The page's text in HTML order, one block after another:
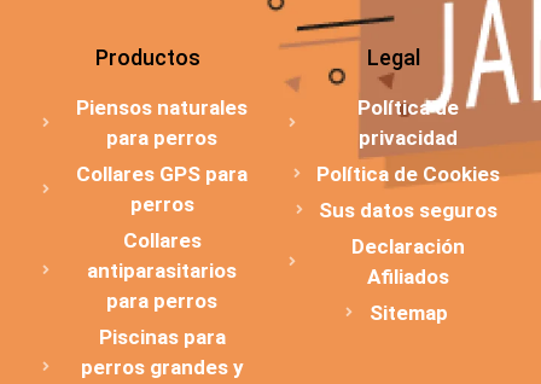
Productos
Piensos naturales
para perros
Collares GPS para
perros
Collares
antiparasitarios
para perros
Piscinas para
perros grandes y
Legal
Política de
privacidad
Política de Cookies
Sus datos seguros
Declaración
Afiliados
Sitemap